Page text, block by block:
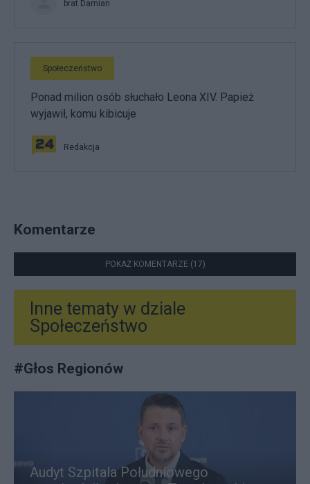
brat Damian
Społeczeństwo
Ponad milion osób słuchało Leona XIV. Papież
wyjawił, komu kibicuje
Redakcja
Komentarze
POKAŻ KOMENTARZE (17)
Inne tematy w dziale
Społeczeństwo
#Głos Regionów
Audyt Szpitala Południowego